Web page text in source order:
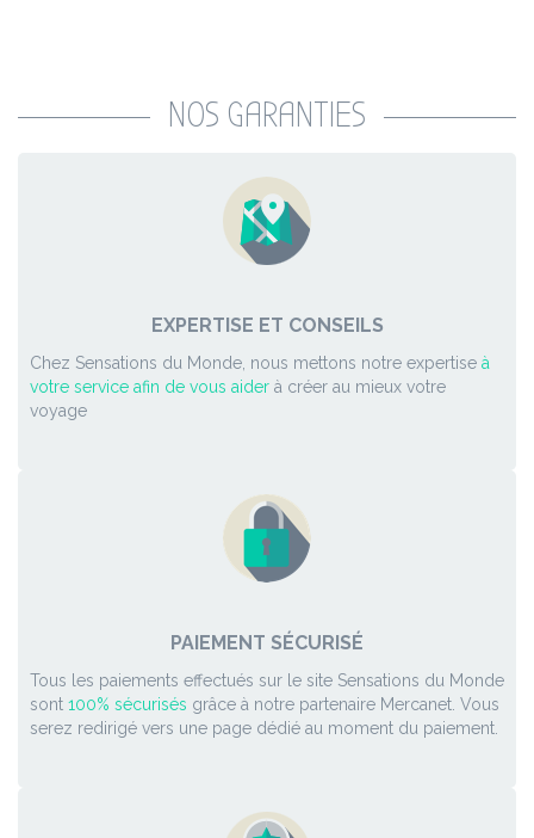
NOS GARANTIES
EXPERTISE ET CONSEILS
Chez Sensations du Monde, nous mettons notre expertise à
votre service afin de vous aider à créer au mieux votre
voyage
PAIEMENT SÉCURISÉ
Tous les paiements effectués sur le site Sensations du Monde
sont 100% sécurisés grâce à notre partenaire Mercanet. Vous
serez redirigé vers une page dédié au moment du paiement.